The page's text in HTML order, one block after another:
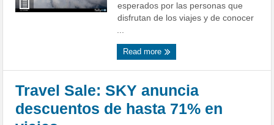
esperados por las personas que
disfrutan de los viajes y de conocer
...
Read more
Travel Sale: SKY anuncia
descuentos de hasta 71% en